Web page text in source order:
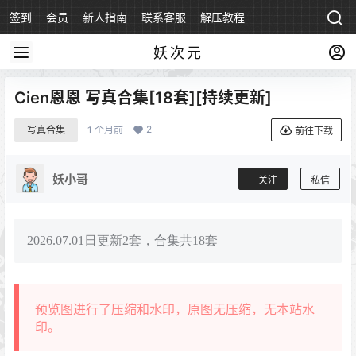
签到 会员 新人指南 联系客服 解压教程
妖次元
Cien恩恩 写真合集[18套][持续更新]
写真合集 1 个月前 2 前往下载
妖小哥 关注 私信
2026.07.01日更新2套，合集共18套
预览图进行了压缩和水印，原图无压缩，无本站水
印。